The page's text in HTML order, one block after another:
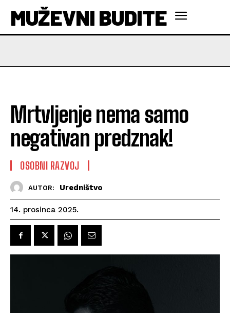
MUŽEVNI BUDITE
Mrtvljenje nema samo
negativan predznak!
OSOBNI RAZVOJ
AUTOR: Uredništvo
14. prosinca 2025.